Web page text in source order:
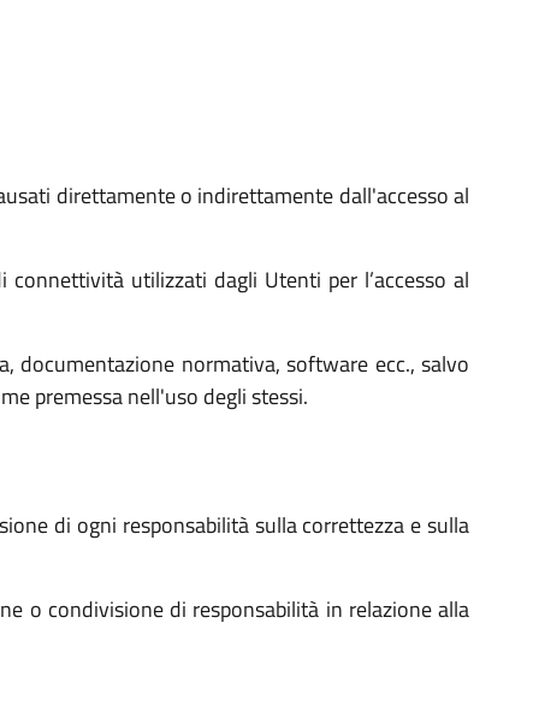
direttamente o indirettamente dall'accesso al
utilizzati dagli Utenti per l’accesso al
documentazione normativa, software ecc., salvo
premessa nell'uso degli stessi.
di ogni responsabilità sulla correttezza e sulla
o condivisione di responsabilità in relazione alla